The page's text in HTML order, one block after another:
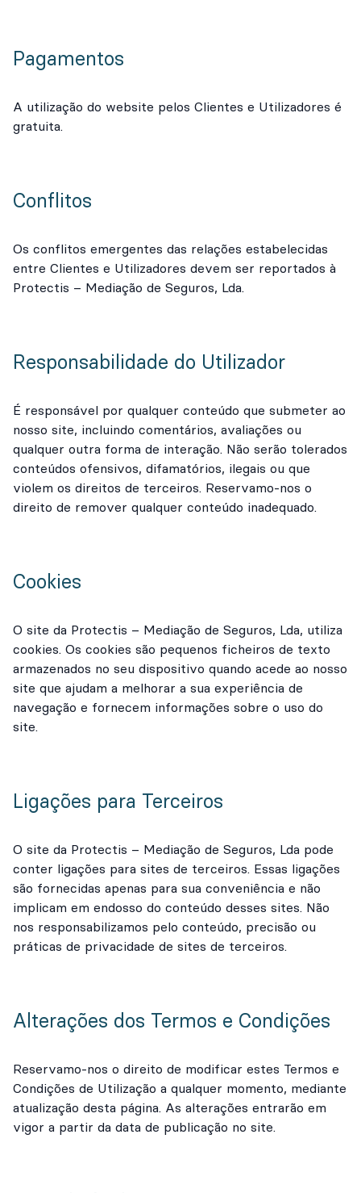
Pagamentos
A utilização do website pelos Clientes e Utilizadores é
gratuita.
Conflitos
Os conflitos emergentes das relações estabelecidas
entre Clientes e Utilizadores devem ser reportados à
Protectis – Mediação de Seguros, Lda.
Responsabilidade do Utilizador
É responsável por qualquer conteúdo que submeter ao
nosso site, incluindo comentários, avaliações ou
qualquer outra forma de interação. Não serão tolerados
conteúdos ofensivos, difamatórios, ilegais ou que
violem os direitos de terceiros. Reservamo-nos o
direito de remover qualquer conteúdo inadequado.
Cookies
O site da Protectis – Mediação de Seguros, Lda, utiliza
cookies. Os cookies são pequenos ficheiros de texto
armazenados no seu dispositivo quando acede ao nosso
site que ajudam a melhorar a sua experiência de
navegação e fornecem informações sobre o uso do
site.
Ligações para Terceiros
O site da Protectis – Mediação de Seguros, Lda pode
conter ligações para sites de terceiros. Essas ligações
são fornecidas apenas para sua conveniência e não
implicam em endosso do conteúdo desses sites. Não
nos responsabilizamos pelo conteúdo, precisão ou
práticas de privacidade de sites de terceiros.
Alterações dos Termos e Condições
Reservamo-nos o direito de modificar estes Termos e
Condições de Utilização a qualquer momento, mediante
atualização desta página. As alterações entrarão em
vigor a partir da data de publicação no site.